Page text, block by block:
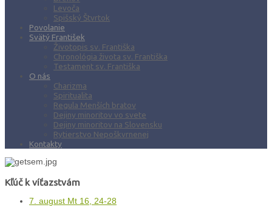
Levoča
Spišský Štvrtok
Povolanie
Svätý František
Životopis sv. Františka
Chronológia života sv. Františka
Testament sv. Františka
O nás
Charizma
Spiritualita
Regula Menších bratov
Dejiny minoritov vo svete
Dejiny minoritov na Slovensku
Rytierstvo Nepoškvrnenej
Kontakty
Kľúč k víťazstvám
7. august Mt 16, 24-28